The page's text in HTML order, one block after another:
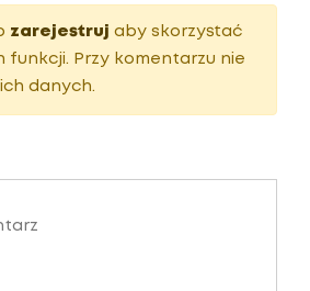
zarejestruj aby skorzystać
funkcji. Przy komentarzu nie
danych.